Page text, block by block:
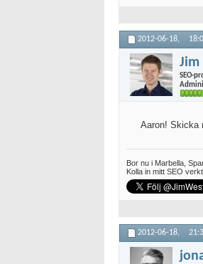
2012-06-18,
Jim
SEO-
Aaron! Skicka
Bor nu i Marbella,
Kolla in mitt SEO
2012-06-18,